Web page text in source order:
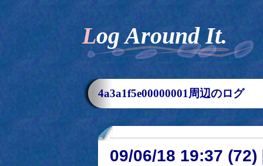
Log Around It.
4a3a1f5e00000001周辺のログ
09/06/18 19:37 (72)